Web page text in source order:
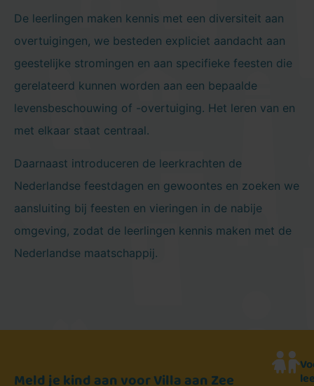
De leerlingen maken kennis met een diversiteit aan
overtuigingen, we besteden expliciet aandacht aan
geestelijke stromingen en aan specifieke feesten die
gerelateerd kunnen worden aan een bepaalde
levensbeschouwing of -overtuiging. Het leren van en
met elkaar staat centraal.
Daarnaast introduceren de leerkrachten de
Nederlandse feestdagen en gewoontes en zoeken we
aansluiting bij feesten en vieringen in de nabije
omgeving, zodat de leerlingen kennis maken met de
Nederlandse maatschappij.
Meld je kind aan voor Villa aan Zee​